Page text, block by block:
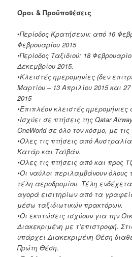
Όροι & Προϋποθέσεις
•Περίοδος Κρατήσεων: από 16
Φεβρουαρίου 2015
•Περίοδος Ταξιδιού: 18
Δεκεμβρίου 2015.
•Κλειστές ημερομηνίες (δεν
Μαρτίου – 13 Απριλίου 2015 και 27
2015
•Επιπλέον κλειστές ημερομήνιες
•Ισχύει σε πτήσεις της Qatar
OneWorld σε όλο τον κόσμο, με
•Ολες τις πτήσεις από
Κατάρ και Ταϊβάν.
•Ολες τις πτήσεις από και προς
•Οι ναύλοι περιλαμβάνουν όλους
τέλη αεροδρομίου. Τέλη
αγορά εισιτηρίων από τα
μέσω ταξιδιωτικών πρακτόρων.
•Οι εκπτώσεις ισχύουν για την
Διακεκριμένη με τ’επιστροφή.
υπάρχει Διακεκριμένη Θέση
Πρώτη Θέση.